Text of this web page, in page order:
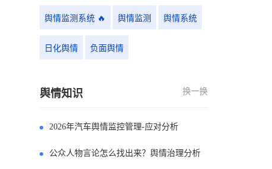
舆情监测系统 🔥 舆情监测 舆情系统
日化舆情 负面舆情
舆情知识 换一换
2026年汽车舆情监控管理-应对分析
公众人物言论怎么找出来？舆情治理分析